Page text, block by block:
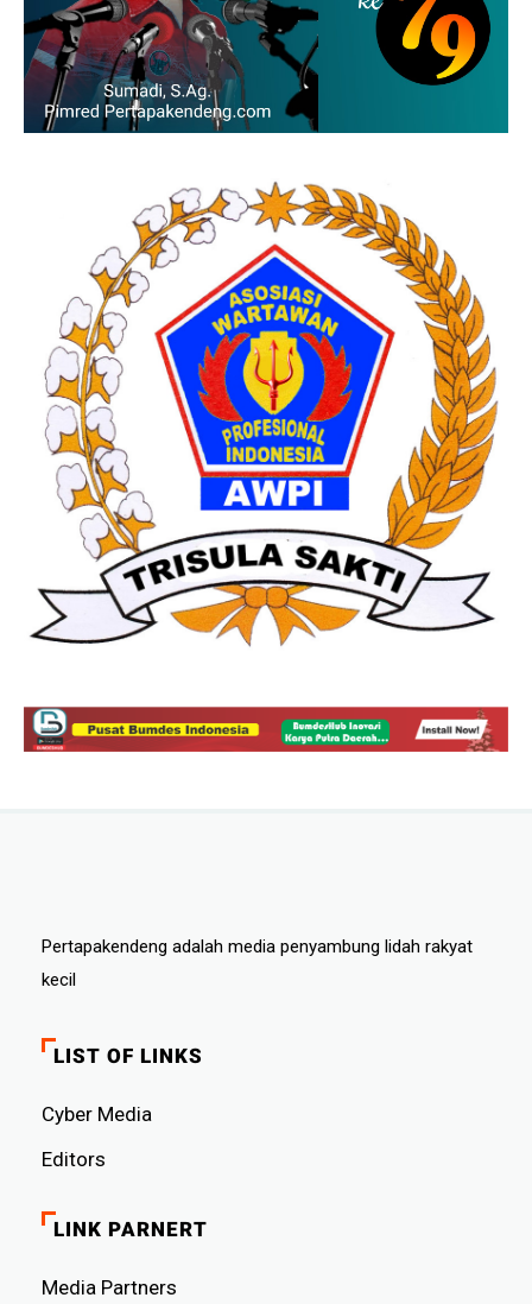
Pertapakendeng adalah media penyambung lidah rakyat
kecil
LIST OF LINKS
Cyber ​​Media
Editors
LINK PARNERT
Media Partners